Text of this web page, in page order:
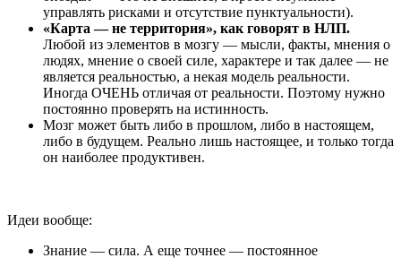
управлять рисками и отсутствие пунктуальности).
«Карта — не территория», как говорят в НЛП.
Любой из элементов в мозгу — мысли, факты, мнения о
людях, мнение о своей силе, характере и так далее — не
является реальностью, а некая модель реальности.
Иногда ОЧЕНЬ отличая от реальности. Поэтому нужно
постоянно проверять на истинность.
Мозг может быть либо в прошлом, либо в настоящем,
либо в будущем. Реально лишь настоящее, и только тогда
он наиболее продуктивен.
Идеи вообще:
Знание — сила. А еще точнее — постоянное